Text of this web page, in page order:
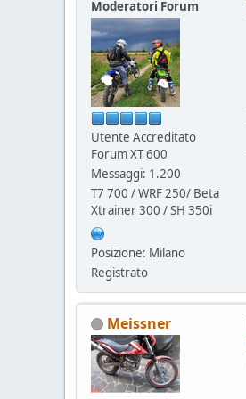
Moderatori Forum
Utente Accreditato
Forum XT 600
Messaggi: 1.200
T7 700 / WRF 250/ Beta
Xtrainer 300 / SH 350i
Posizione: Milano
Registrato
Meissner